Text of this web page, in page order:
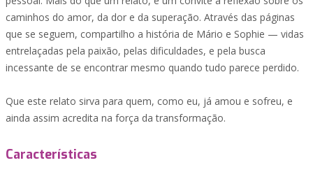
caminhos do amor, da dor e da superação. Através das páginas
que se seguem, compartilho a história de Mário e Sophie — vidas
entrelaçadas pela paixão, pelas dificuldades, e pela busca
incessante de se encontrar mesmo quando tudo parece perdido.
Que este relato sirva para quem, como eu, já amou e sofreu, e
ainda assim acredita na força da transformação.
Características